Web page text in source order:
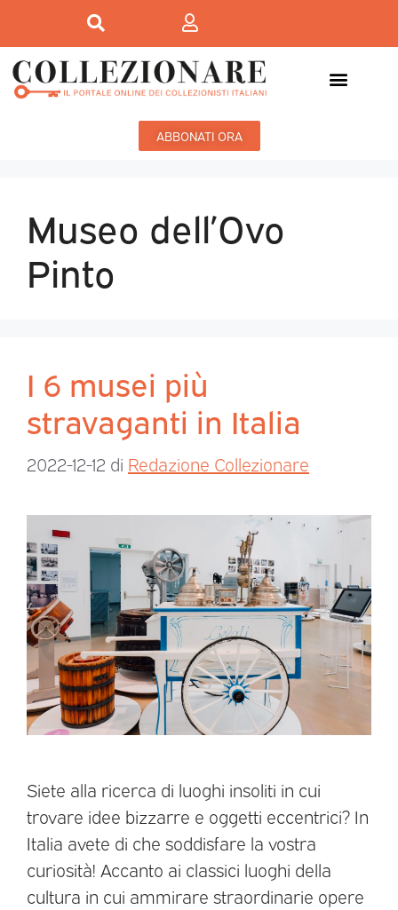
ABBONATI ORA
Museo dell’Ovo
Pinto
I 6 musei più
stravaganti in Italia
2022-12-12 di Redazione Collezionare
Siete alla ricerca di luoghi insoliti in cui
trovare idee bizzarre e oggetti eccentrici? In
Italia avete di che soddisfare la vostra
curiosità! Accanto ai classici luoghi della
cultura in cui ammirare straordinarie opere